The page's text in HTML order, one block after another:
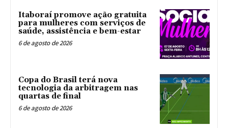
Itaboraí promove ação gratuita
para mulheres com serviços de
saúde, assistência e bem-estar
6 de agosto de 2026
Copa do Brasil terá nova
tecnologia da arbitragem nas
quartas de final
6 de agosto de 2026